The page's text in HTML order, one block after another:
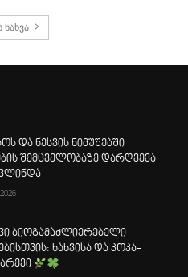
ნახვა
და ნესვის ნიმუშებში
შემცველობაზე დარღვევა
ბიოგამაძლიერებელი
ხახვისა და კოკა-